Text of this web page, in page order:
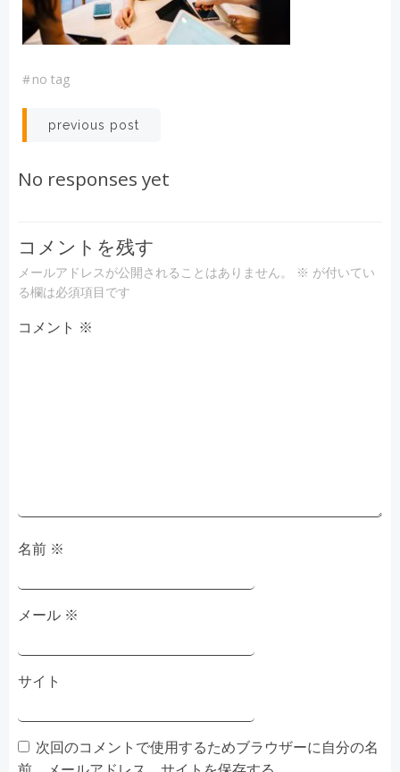
#no tag
投
稿
ビ
ゲ
ー
previous post
No responses yet
コメントを残す
メールアドレスが公開されることはありません。 ※ が付いてい
る欄は必須項目です
コメント ※
名前 ※
メール ※
サイト
次回のコメントで使用するためブラウザーに自分の名